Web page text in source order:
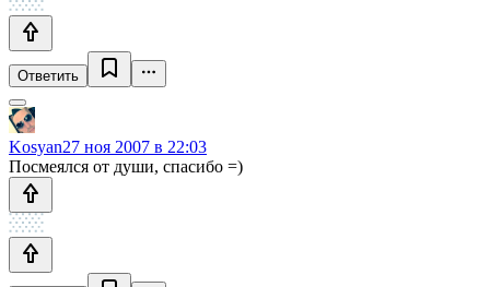
Ответить
Kosyan27 ноя 2007 в 22:03
Посмеялся от души, спасибо =)